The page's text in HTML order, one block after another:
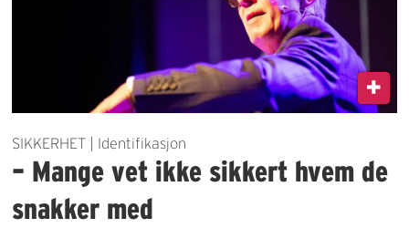
SIKKERHET | Identifikasjon
– Mange vet ikke sikkert hvem de
snakker med